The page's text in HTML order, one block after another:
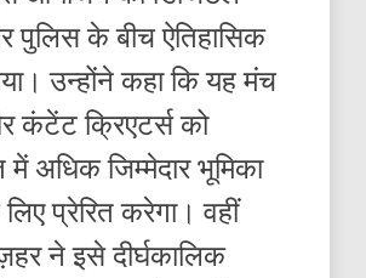
पुलिस के बीच ऐतिहासिक
उन्होंने कहा कि यह मंच
कंटेंट क्रिएटर्स को
में अधिक जिम्मेदार भूमिका
प्रेरित करेगा। वहीं
ने इसे दीर्घकालिक